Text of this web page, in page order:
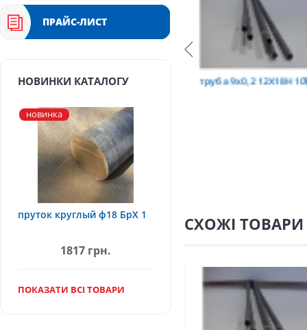
труба 9х0,2 12Х18Н10Т труба 75х1,5,
СХОЖІ ТОВАРИ
ПРАЙС-ЛИСТ
НОВИНКИ КАТАЛОГУ
новинка
пруток круглый ф18 БрХ 1
1817 грн.
ПОКАЗАТИ ВСІ ТОВАРИ